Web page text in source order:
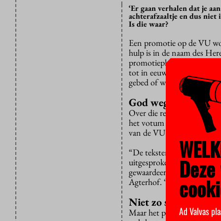
‘Er gaan verhalen dat je
achterafzaaltje en dus niet
Is die waar?
Een promotie op de VU
hulp is in de naam des
promotieplechtigheid
tot in eeuwigheid’.
gebed of wordt er een
God weglaten
Over die religieuze teksten
het votum niet afgeschaft
van de VU worden
“De teksten zijn een
uitgesproken door de
gewaardeerd door
Agterhof. “En het is
Niet zo stellig
Maar het
Ad Valvas